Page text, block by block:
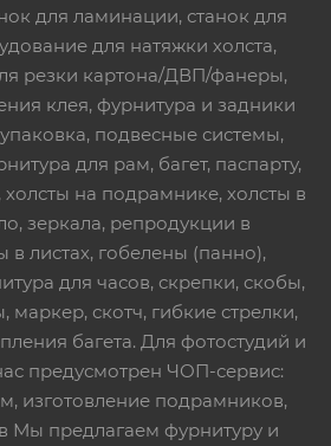
для ламинации, станок для
для натяжки холста,
резки картона/ДВП/фанеры,
клея, фурнитура и задники
подвесные системы,
для рам, багет, паспарту,
холсты на подрамнике, холсты в
зеркала, репродукции в
в листах, гобелены (панно),
для часов, скрепки, скобы,
маркер, скотч, гибкие стрелки,
багета. Для фотостудий и
предусмотрен ЧОП-сервис:
изготовление подрамников,
Мы предлагаем фурнитуру и